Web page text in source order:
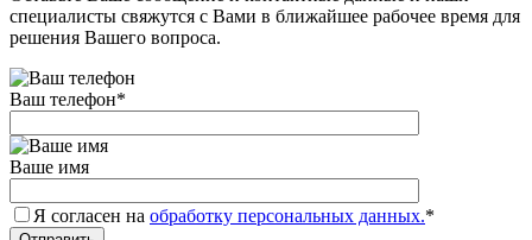
специалисты свяжутся с Вами в ближайшее рабочее время для
решения Вашего вопроса.
Ваш телефон*
Ваше имя
Я согласен на обработку персональных данных.*